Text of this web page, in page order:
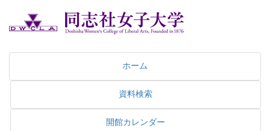
ホーム
資料検索
開館カレンダー